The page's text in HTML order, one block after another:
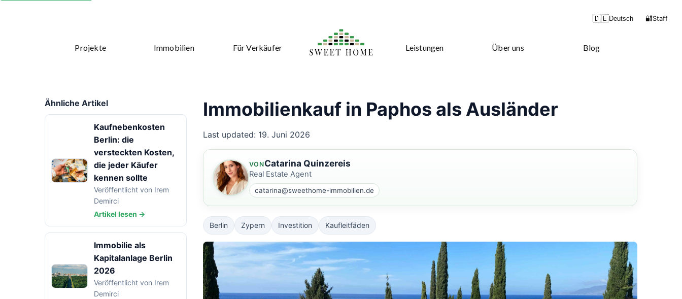
Projekte Immobilien Für Verkäufer Leistungen Über uns Blog
🇩🇪Deutsch 🔐Staff
Immobilienkauf in Paphos als Ausländer
Last updated: 19. Juni 2026
VONCatarina Quinzereis
Real Estate Agent
catarina@sweethome-immobilien.de
Berlin Zypern Investition Kaufleitfäden
Ähnliche Artikel
Kaufnebenkosten
Berlin: die
versteckten Kosten,
die jeder Käufer
kennen sollte
Veröffentlicht von Irem
Demirci
Artikel lesen →
Immobilie als
Kapitalanlage Berlin
2026
Veröffentlicht von Irem
Demirci